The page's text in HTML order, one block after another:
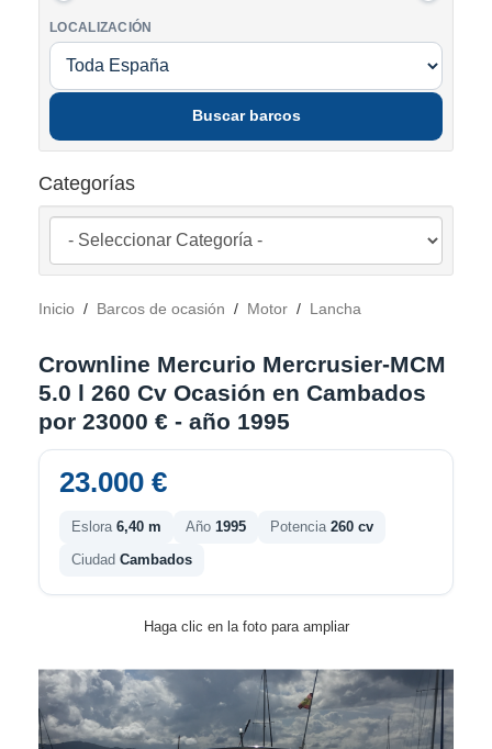
LOCALIZACIÓN
Buscar barcos
Categorías
Inicio / Barcos de ocasión / Motor / Lancha
Crownline Mercurio Mercrusier-MCM
5.0 l 260 Cv Ocasión en Cambados
por 23000 € - año 1995
23.000 €
Eslora 6,40 m Año 1995 Potencia 260 cv
Ciudad Cambados
Haga clic en la foto para ampliar